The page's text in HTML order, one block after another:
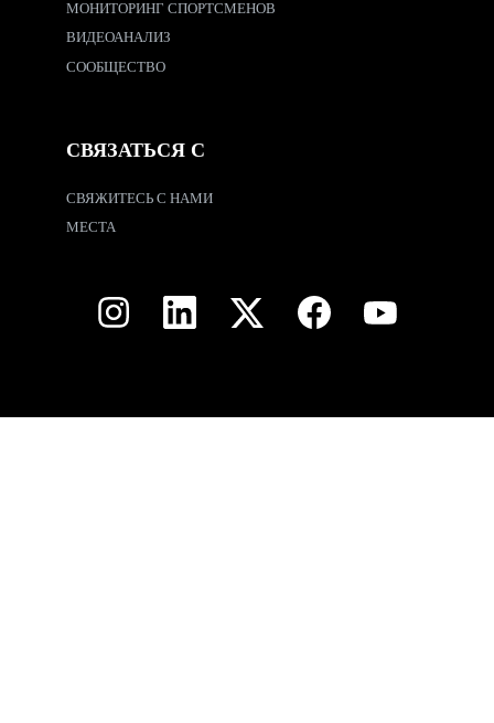
МОНИТОРИНГ СПОРТСМЕНОВ
ВИДЕОАНАЛИЗ
СООБЩЕСТВО
СВЯЗАТЬСЯ С
СВЯЖИТЕСЬ С НАМИ
МЕСТА